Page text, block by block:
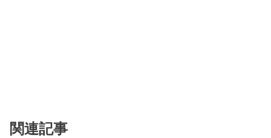
関連記事